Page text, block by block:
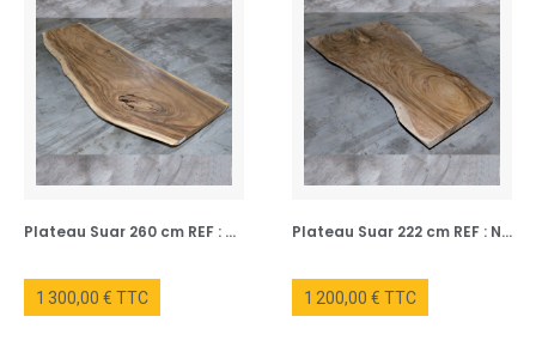
Dans tout leSud-Ouest, elle devient un véritable objet de
convivialité, parfaite pour les grandes tablées et les réceptions
chaleureuses.
✅ Caractéristiques principales :
Table bois suar massif , réalisée à la main
Plateau Suar 260 cm REF : NUM131-260
1 300,00 € TTC
Plateau Suar 222 cm REF : NUM120-222
1 200,00 € TTC